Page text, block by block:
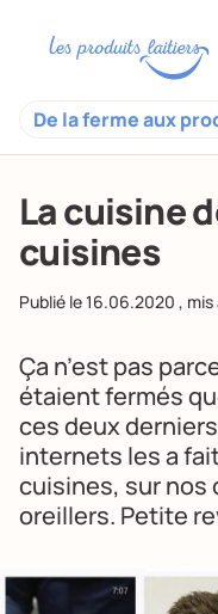
De la ferme aux
La cuisine
cuisines
Publié le16.06.2020 , mis
Ça n’est pas
étaient fermés
ces deux
internets les a
cuisines, sur nos
oreillers. Petite